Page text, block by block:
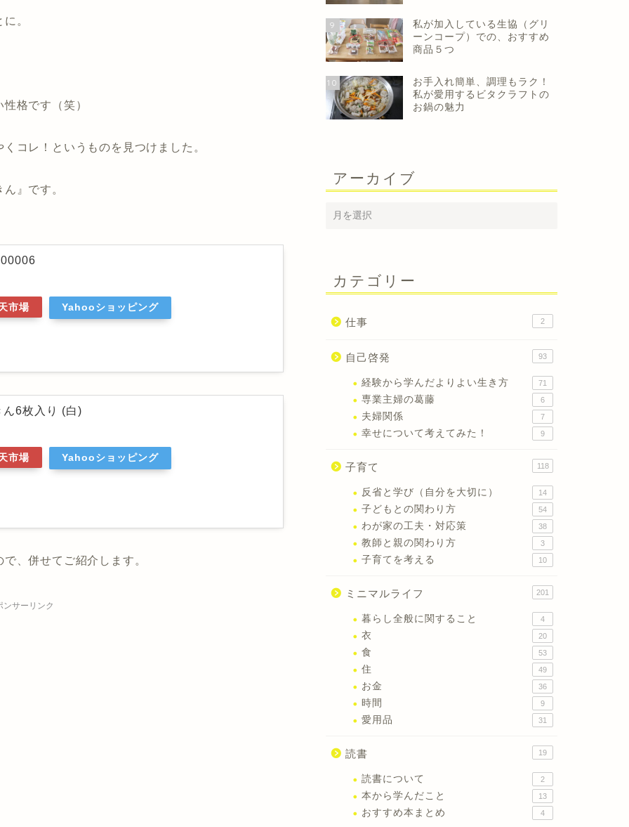
。
格です（笑）
コレ！というものを見つけました。
』です。
市場 Yahooショッピング
ん6枚入り (白)
市場 Yahooショッピング
、併せてご紹介します。
ンサーリンク
9
私が加入している生協（グリ
ーンコープ）での、おすすめ
商品５つ
10
お手入れ簡単、調理もラク！
私が愛用するビタクラフトの
お鍋の魅力
アーカイブ
カテゴリー
仕事 2
自己啓発 93
経験から学んだよりよい生き方 71
専業主婦の葛藤 6
夫婦関係 7
幸せについて考えてみた！ 9
子育て 118
反省と学び（自分を大切に） 14
子どもとの関わり方 54
わが家の工夫・対応策 38
教師と親の関わり方 3
子育てを考える 10
ミニマルライフ 201
暮らし全般に関すること 4
衣 20
食 53
住 49
お金 36
時間 9
愛用品 31
読書 19
読書について 2
本から学んだこと 13
おすすめ本まとめ 4